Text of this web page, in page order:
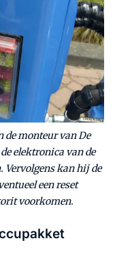
de monteur van De
elektronica van de
Vervolgens kan hij de
een reset
voorkomen.